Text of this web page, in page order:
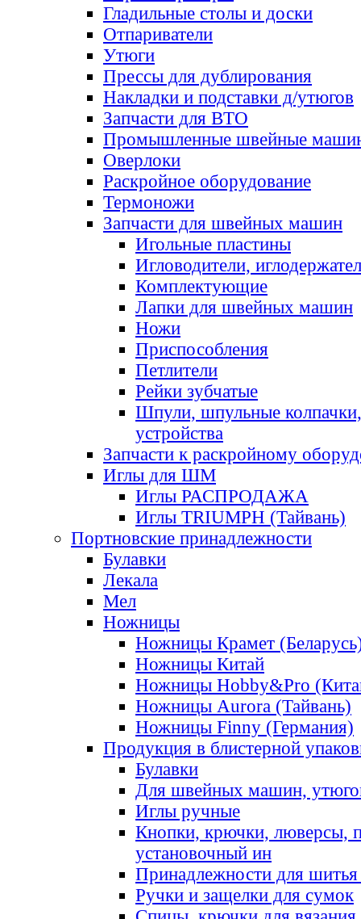
Гладильные столы и доски
Отпариватели
Утюги
Прессы для дублирования
Накладки и подставки д/утюгов
Запчасти для ВТО
Промышленные швейные
Оверлоки
Раскройное оборудование
Термоножи
Запчасти для швейных машин
Игольные пластины
Игловодители,
Комплектующие
Лапки для швейных машин
Ножи
Приспособления
Петлители
Рейки зубчатые
Шпули, шпульные
устройства
Запчасти к раскройному
Иглы для ШМ
Иглы РАСПРОДАЖА
Иглы TRIUMPH (Тайвань)
Портновские принадлежности
Булавки
Лекала
Мел
Ножницы
Ножницы Крамет
Ножницы Китай
Ножницы Hobby&Pro
Ножницы Aurora (Тайвань)
Ножницы Finny (Германия)
Продукция в блистерной
Булавки
Для швейных машин,
Иглы ручные
Кнопки, крючки, люверсы,
установочный ин
Принадлежности для шитья
Ручки и защелки для сумок